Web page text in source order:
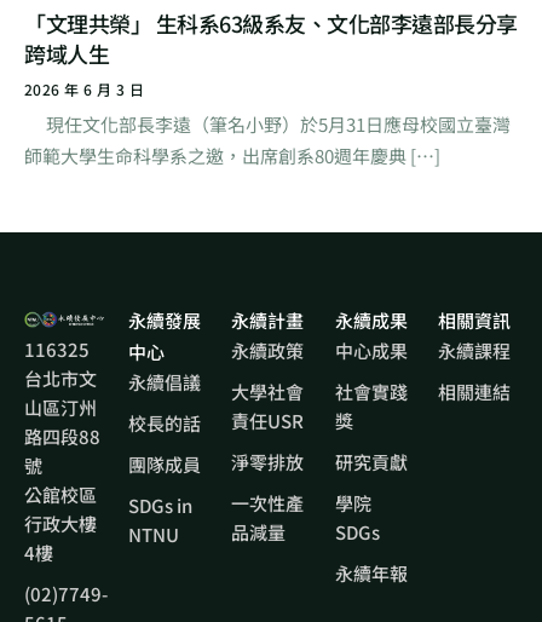
「文理共榮」 生科系63級系友、文化部李遠部長分享
跨域人生
2026 年 6 月 3 日
現任文化部長李遠（筆名小野）於5月31日應母校國立臺灣
師範大學生命科學系之邀，出席創系80週年慶典 […]
116325
台北市文
山區汀州
路四段88
號
公館校區
行政大樓
4樓
(02)7749-
永續發展
中心
永續倡議
校長的話
團隊成員
SDGs in
NTNU
永續計畫
永續政策
大學社會
責任USR
淨零排放
一次性產
品減量
永續成果
中心成果
社會實踐
獎
研究貢獻
學院
SDGs
永續年報
相關資訊
永續課程
相關連結